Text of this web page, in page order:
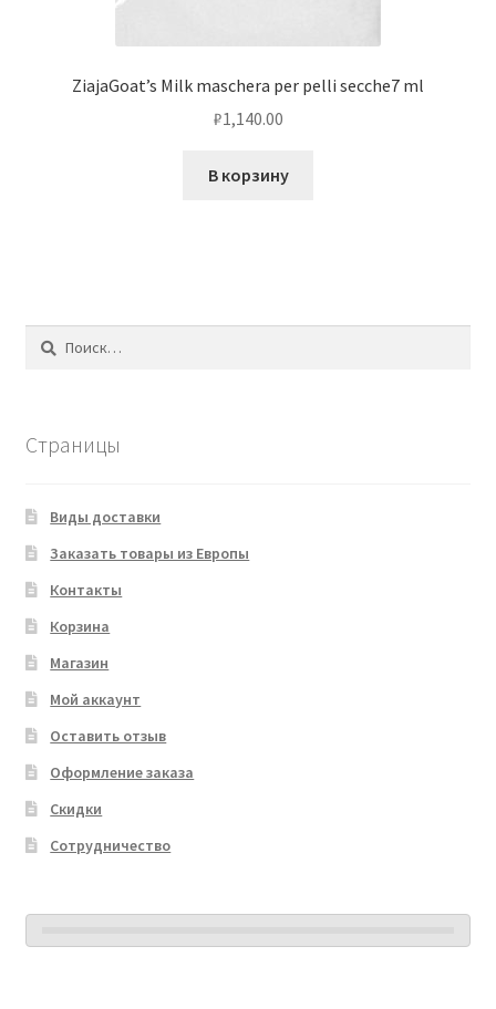
ZiajaGoat’s Milk maschera per pelli secche7 ml
₽1,140.00
В корзину
Найти:
Страницы
Виды доставки
Заказать товары из Европы
Контакты
Корзина
Магазин
Мой аккаунт
Оставить отзыв
Оформление заказа
Скидки
Сотрудничество